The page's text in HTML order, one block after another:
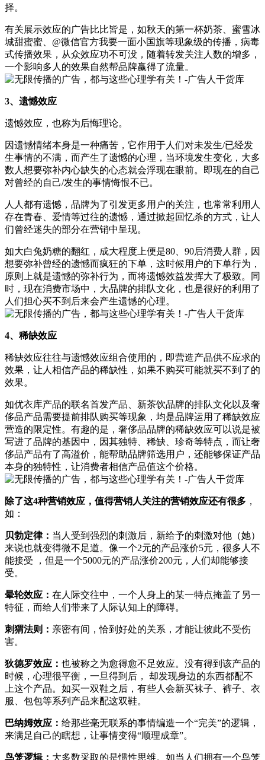
择。
有关展示效应的广告比比皆是，如秋天的第一杯奶茶、蜜雪冰
城甜蜜蜜、@微信官方我要一面小国旗等现象级的传播，病毒
式传播效果，从众效应功不可没，随着转发关注人数的增多，
一个影响多人的效果自然帮品牌赢得了流量。
3、遗憾效应
遗憾效应，也称为后悔理论。
因遗憾情绪本身是一种痛苦，它作用于人们对未发生/已经发
生事情的不满，而产生了遗憾的心理，当环境发生变化，大多
数人想要弥补内心缺失的心态就会浮现在眼前。即现在的自己
对曾经的自己/发生的事情悔恨不已。
人人都有遗憾，品牌为了引发更多用户的关注，也常常利用人
存在青春、爱情等过往的遗憾，通过掀起回忆杀的方式，让人
们曾经迷失的部分在营销中呈现。
如大白兔奶糖的翻红，成大程度上便是80、90后消费人群，因
想要弥补曾经的遗憾而疯狂的下单，这时候用户的下单行为，
原则上就是遗憾的弥补行为，而将遗憾效益发挥大了极致。同
时，现在消费市场中，大品牌的排队文化，也是很好的利用了
人们担心买不到后来会产生遗憾的心理。
4、稀缺效应
稀缺效应往往与遗憾效应组合使用的，即营造产品供不应求的
效果，让人相信产品的稀缺性，如果不购买可能就买不到了的
效果。
如优衣库产品的联名首发产品、新茶饮品牌的排队文化以及奢
侈品产品需要提前排队购买等现象，均是品牌运用了稀缺效应
营造的限定性。有趣的是，奢侈品品牌的稀缺效应可以说是被
写进了品牌的基因中，因其独特、稀缺、珍奇等特点，而让奢
侈品产品有了高溢价，能帮助品牌筛选用户，还能够保证产品
本身的独特性，让消费者相信产品值这个价格。
除了这4种营销效应，值得营销人关注的营销效应还有很多 ，
如：
贝勃定律： 当人受到强烈的刺激后，新给予的刺激对他（她）
来说也就变得微不足道。像一个2元的产品涨价5元，很多人不
能接受 ，但是一个5000元的产品涨价200元，人们却能够接
受。
晕轮效应： 在人际交往中，一个人身上的某一特点掩盖了另一
特征，而给人们带来了人际认知上的障碍。
刺猬法则： 亲密有间，恰到好处的关系，才能让彼此不受伤
害。
狄德罗效应： 也被称之为愈得愈不足效应。没有得到该产品的
时候，心理很平衡，一旦得到后， 却发现身边的东西都配不
上这个产品。如买一双鞋之后，有些人会新买袜子、裤子、衣
服、包包等系列产品来配这双鞋。
巴纳姆效应： 给那些毫无联系的事情编造一个“完美”的逻辑，
来满足自己的瞎想，让事情变得“顺理成章”。
鸟笼逻辑： 大多数采取的是惯性思维。如当人们拥有一个鸟笼